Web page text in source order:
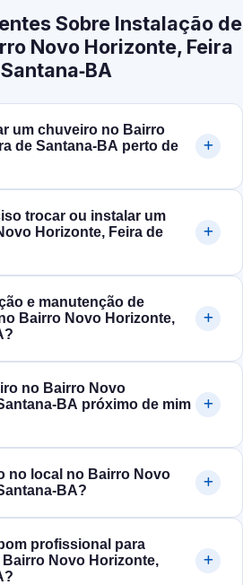
Sobre Instalação de
Novo Horizonte, Feira
um chuveiro no Bairro
de Santana‑BA perto de
trocar ou instalar um
Horizonte, Feira de
e manutenção de
Bairro Novo Horizonte,
no Bairro Novo
próximo de mim
no local no Bairro Novo
profissional para
Novo Horizonte,